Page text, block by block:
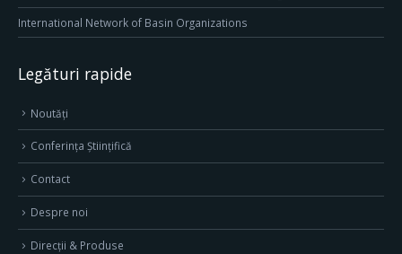
International Network of Basin Organizations
Legături rapide
Noutăți
Conferința Științifică
Contact
Despre noi
Direcţii & Produse